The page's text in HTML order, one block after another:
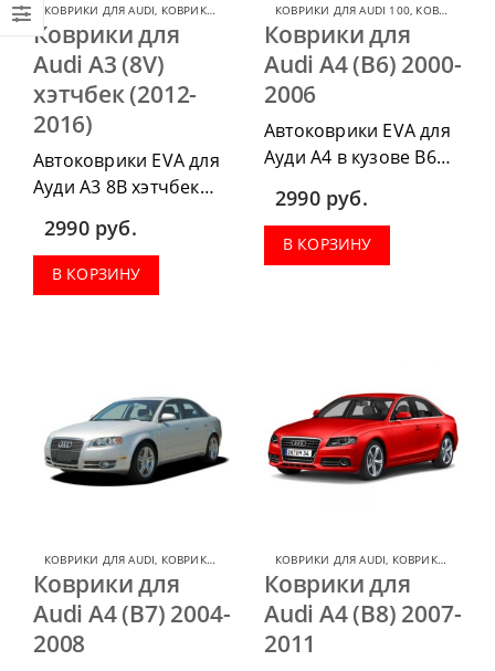
КОВРИКИ ДЛЯ AUDI КОВРИКИ ДЛЯ AUDI A3
Коврики для
Audi A3 (8V)
хэтчбек (2012-
2016)
Автоковрики EVA для
Ауди А3 8В хэтчбек
приобрести в
комплектации:
водительский коврик,
2990 руб.
В КОРЗИНУ
КОВРИКИ ДЛЯ AUDI 100 КОВРИКИ ДЛЯ AUDI
Коврики для
Audi A4 (B6) 2000-
2006
Автоковрики EVA для
Ауди А4 в кузове В6
приобрести в
комплектации:
водительский коврик,
2990 руб.
В КОРЗИНУ
КОВРИКИ ДЛЯ AUDI, КОВРИКИ ДЛЯ AUDI A4
Коврики для
Audi A4 (B7) 2004-
2008
КОВРИКИ ДЛЯ AUDI, КОВРИКИ ДЛЯ AUDI A4
Коврики для
Audi A4 (B8) 2007-
2011